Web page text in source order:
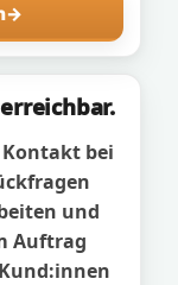
bei
und
Auftrag